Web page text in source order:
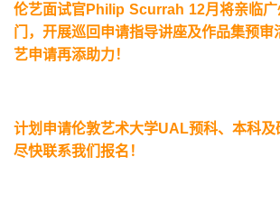
伦艺面试官Philip Scurrah 12月将亲临
门，开展巡回申请指导讲座及作品集预审
艺申请再添助力！
计划申请伦敦艺术大学UAL预科、本科及
尽快联系我们报名！